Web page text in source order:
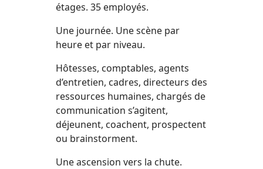
étages. 35 employés.
Une journée. Une scène par
heure et par niveau.
Hôtesses, comptables, agents
d’entretien, cadres, directeurs des
ressources humaines, chargés de
communication s’agitent,
déjeunent, coachent, prospectent
ou brainstorment.
Une ascension vers la chute.